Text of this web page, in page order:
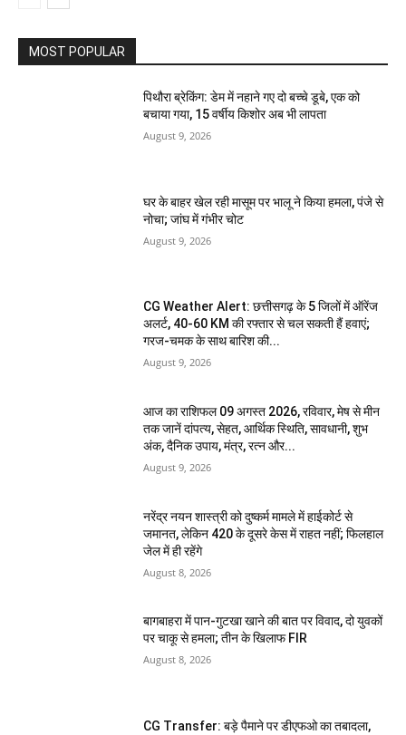
MOST POPULAR
पिथौरा ब्रेकिंग: डेम में नहाने गए दो बच्चे डूबे, एक को
बचाया गया, 15 वर्षीय किशोर अब भी लापता
August 9, 2026
घर के बाहर खेल रही मासूम पर भालू ने किया हमला, पंजे से
नोचा; जांघ में गंभीर चोट
August 9, 2026
CG Weather Alert: छत्तीसगढ़ के 5 जिलों में ऑरेंज
अलर्ट, 40-60 KM की रफ्तार से चल सकती हैं हवाएं;
गरज-चमक के साथ बारिश की...
August 9, 2026
आज का राशिफल 09 अगस्त 2026, रविवार, मेष से मीन
तक जानें दांपत्य, सेहत, आर्थिक स्थिति, सावधानी, शुभ
अंक, दैनिक उपाय, मंत्र, रत्न और...
August 9, 2026
नरेंद्र नयन शास्त्री को दुष्कर्म मामले में हाईकोर्ट से
जमानत, लेकिन 420 के दूसरे केस में राहत नहीं; फिलहाल
जेल में ही रहेंगे
August 8, 2026
बागबाहरा में पान-गुटखा खाने की बात पर विवाद, दो युवकों
पर चाकू से हमला; तीन के खिलाफ FIR
August 8, 2026
CG Transfer: बड़े पैमाने पर डीएफओ का तबादला,